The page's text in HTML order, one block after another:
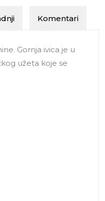
Komentari
Gornja ivica je u
užeta koje se